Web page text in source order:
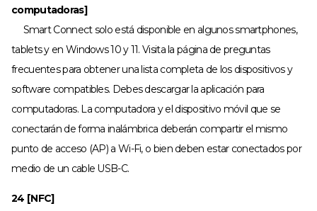
computadoras]
Smart Connect solo está disponible en algunos smartphones,
tablets y en Windows 10 y 11. Visita la página de preguntas
frecuentes para obtener una lista completa de los dispositivos y
software compatibles. Debes descargar la aplicación para
computadoras. La computadora y el dispositivo móvil que se
conectarán de forma inalámbrica deberán compartir el mismo
punto de acceso (AP) a Wi-Fi, o bien deben estar conectados por
medio de un cable USB-C.
24 [NFC]